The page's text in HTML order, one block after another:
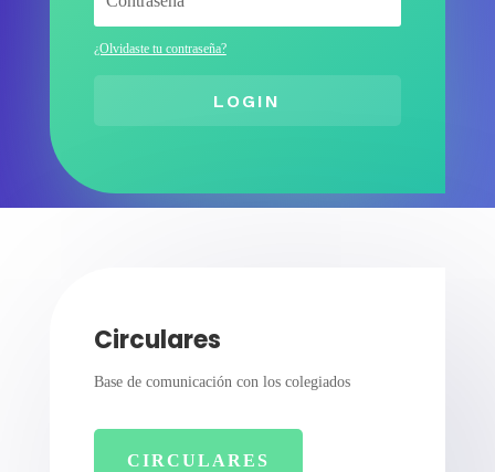
¿Olvidaste tu contraseña?
LOGIN
Circulares
Base de comunicación con los colegiados
CIRCULARES